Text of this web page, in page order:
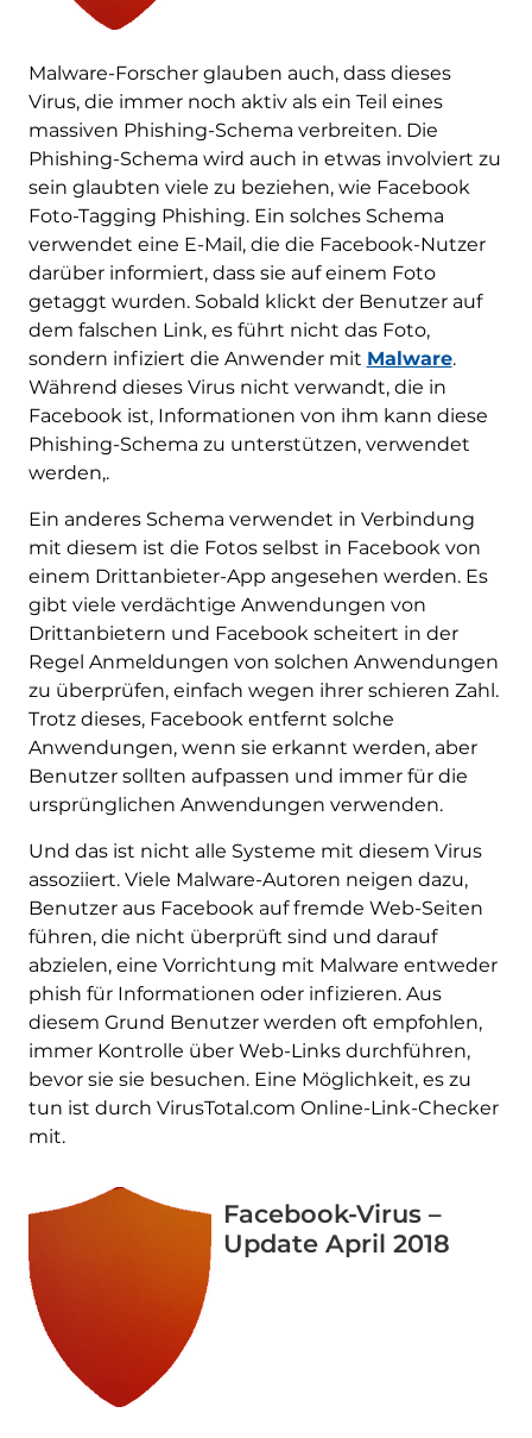
Malware-Forscher glauben auch, dass dieses
Virus, die immer noch aktiv als ein Teil eines
massiven Phishing-Schema verbreiten. Die
Phishing-Schema wird auch in etwas involviert zu
sein glaubten viele zu beziehen, wie Facebook
Foto-Tagging Phishing. Ein solches Schema
verwendet eine E-Mail, die die Facebook-Nutzer
darüber informiert, dass sie auf einem Foto
getaggt wurden. Sobald klickt der Benutzer auf
dem falschen Link, es führt nicht das Foto,
sondern infiziert die Anwender mit Malware.
Während dieses Virus nicht verwandt, die in
Facebook ist, Informationen von ihm kann diese
Phishing-Schema zu unterstützen, verwendet
werden,.
Ein anderes Schema verwendet in Verbindung
mit diesem ist die Fotos selbst in Facebook von
einem Drittanbieter-App angesehen werden. Es
gibt viele verdächtige Anwendungen von
Drittanbietern und Facebook scheitert in der
Regel Anmeldungen von solchen Anwendungen
zu überprüfen, einfach wegen ihrer schieren Zahl.
Trotz dieses, Facebook entfernt solche
Anwendungen, wenn sie erkannt werden, aber
Benutzer sollten aufpassen und immer für die
ursprünglichen Anwendungen verwenden.
Und das ist nicht alle Systeme mit diesem Virus
assoziiert. Viele Malware-Autoren neigen dazu,
Benutzer aus Facebook auf fremde Web-Seiten
führen, die nicht überprüft sind und darauf
abzielen, eine Vorrichtung mit Malware entweder
phish für Informationen oder infizieren. Aus
diesem Grund Benutzer werden oft empfohlen,
immer Kontrolle über Web-Links durchführen,
bevor sie sie besuchen. Eine Möglichkeit, es zu
tun ist durch VirusTotal.com Online-Link-Checker
mit.
Facebook-Virus –
Update April 2018